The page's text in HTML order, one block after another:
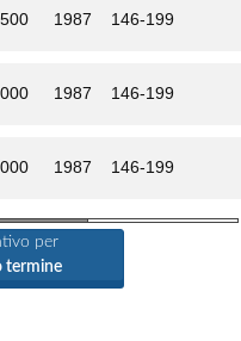
1987 146-199
1987 146-199
1987 146-199
per
termine